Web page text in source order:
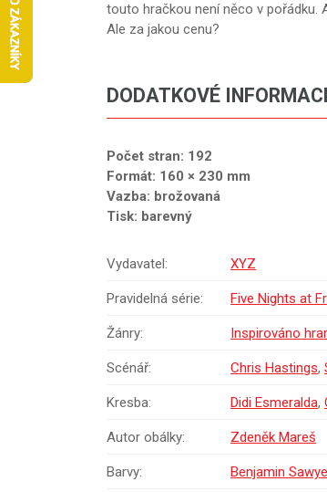
touto hračkou není něco v pořádku.
Ale za jakou cenu?
DODATKOVÉ
Počet stran: 192
Formát: 160 × 230 mm
Vazba: brožovaná
Tisk: barevný
Vydavatel: XYZ
Pravidelná série: Five Nights at
Žánry: Inspirováno
Scénář: Chris Hastings,
Kresba: Didi Esmeralda,
Autor obálky: Zdeněk Mareš
Barvy: Benjamin